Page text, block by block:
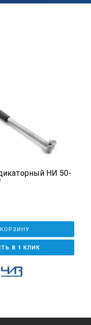
НИ 50-
В 1 КЛИК